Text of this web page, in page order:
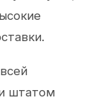
штатом